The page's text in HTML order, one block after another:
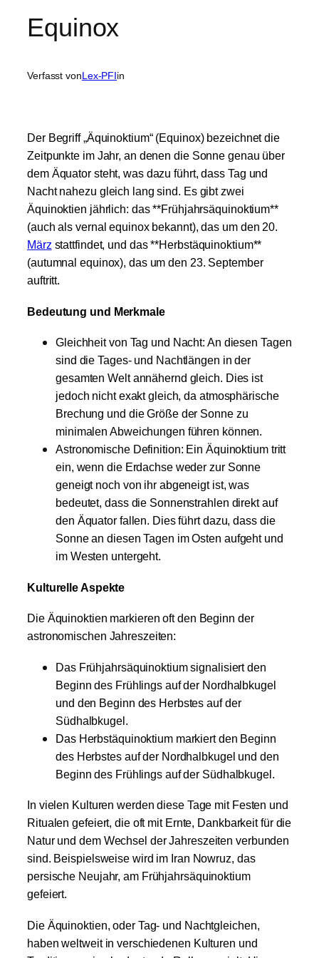
Equinox
Verfasst vonLex-PFIin
Der Begriff „Äquinoktium“ (Equinox) bezeichnet die
Zeitpunkte im Jahr, an denen die Sonne genau über
dem Äquator steht, was dazu führt, dass Tag und
Nacht nahezu gleich lang sind. Es gibt zwei
Äquinoktien jährlich: das **Frühjahrsäquinoktium**
(auch als vernal equinox bekannt), das um den 20.
März stattfindet, und das **Herbstäquinoktium**
(autumnal equinox), das um den 23. September
auftritt.
Bedeutung und Merkmale
Gleichheit von Tag und Nacht: An diesen Tagen
sind die Tages- und Nachtlängen in der
gesamten Welt annähernd gleich. Dies ist
jedoch nicht exakt gleich, da atmosphärische
Brechung und die Größe der Sonne zu
minimalen Abweichungen führen können.
Astronomische Definition: Ein Äquinoktium tritt
ein, wenn die Erdachse weder zur Sonne
geneigt noch von ihr abgeneigt ist, was
bedeutet, dass die Sonnenstrahlen direkt auf
den Äquator fallen. Dies führt dazu, dass die
Sonne an diesen Tagen im Osten aufgeht und
im Westen untergeht.
Kulturelle Aspekte
Die Äquinoktien markieren oft den Beginn der
astronomischen Jahreszeiten:
Das Frühjahrsäquinoktium signalisiert den
Beginn des Frühlings auf der Nordhalbkugel
und den Beginn des Herbstes auf der
Südhalbkugel.
Das Herbstäquinoktium markiert den Beginn
des Herbstes auf der Nordhalbkugel und den
Beginn des Frühlings auf der Südhalbkugel.
In vielen Kulturen werden diese Tage mit Festen und
Ritualen gefeiert, die oft mit Ernte, Dankbarkeit für die
Natur und dem Wechsel der Jahreszeiten verbunden
sind. Beispielsweise wird im Iran Nowruz, das
persische Neujahr, am Frühjahrsäquinoktium
gefeiert.
Die Äquinoktien, oder Tag- und Nachtgleichen,
haben weltweit in verschiedenen Kulturen und